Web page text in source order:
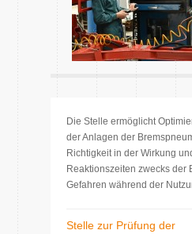
Die Stelle ermöglicht
der Anlagen der
Richtigkeit in der Wirkung
Reaktionszeiten zwecks der
Gefahren während der
Stelle zur Prüfung der